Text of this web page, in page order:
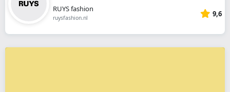
RUYS fashion
ruysfashion.nl 9,6